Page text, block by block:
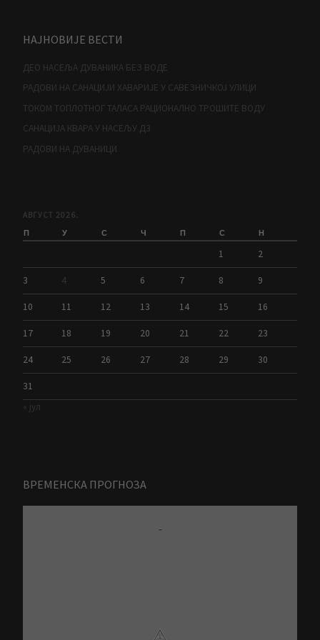
НАЈНОВИЈЕ ВЕСТИ
ДЕО НАСЕЉА ДУВАНИКА БЕЗ ВОДЕ
РАДОВИ НА САНАЦИЈИ ХАВАРИЈЕ У САВЕЗНИЧКОЈ УЛИЦИ
ТОКОМ ТОПЛОТНОГ ТАЛАСА РАЦИОНАЛНО ТРОШИТЕ ВОДУ
САНАЦИЈА КВАРА У НАСЕЉУ Д3
РАДОВИ НА ДУВАНИЦИ
АВГУСТ 2026.
П У С Ч П С Н
1 2
3 4 5 6 7 8 9
10 11 12 13 14 15 16
17 18 19 20 21 22 23
24 25 26 27 28 29 30
31
« јул
ВРЕМЕНСКА ПРОГНОЗА
-